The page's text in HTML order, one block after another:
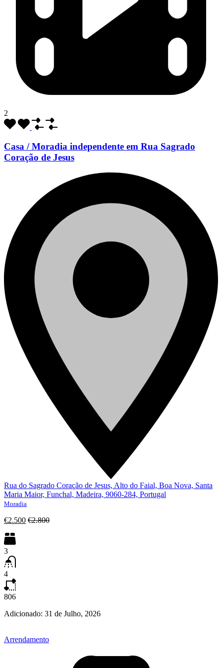
2
Casa / Moradia independente em Rua Sagrado
Coração de Jesus
Rua do Sagrado Coração de Jesus, Alto do Faial, Boa Nova, Santa
Maria Maior, Funchal, Madeira, 9060-284, Portugal
Moradia
€2.500 €2.800
3
4
806
Adicionado: 31 de Julho, 2026
Arrendamento